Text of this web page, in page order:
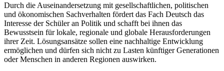
Durch die Auseinandersetzung mit gesellschaftlichen, politischen
und ökonomischen Sachverhalten fördert das Fach Deutsch das
Interesse der Schüler an Politik und schafft bei ihnen das
Bewusstsein für lokale, regionale und globale Herausforderungen
ihrer Zeit. Lösungsansätze sollen eine nachhaltige Entwicklung
ermöglichen und dürfen sich nicht zu Lasten künftiger Generationen
oder Menschen in anderen Regionen auswirken.